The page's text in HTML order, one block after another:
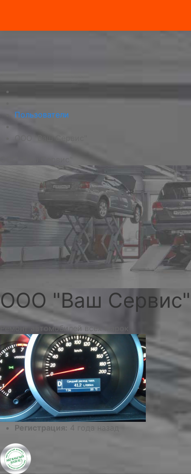
Пользователи
ООО "Ваш Сервис"
ООО "Ваш Сервис"
Ремонт автомобилей всех марок
Регистрация: 4 года назад